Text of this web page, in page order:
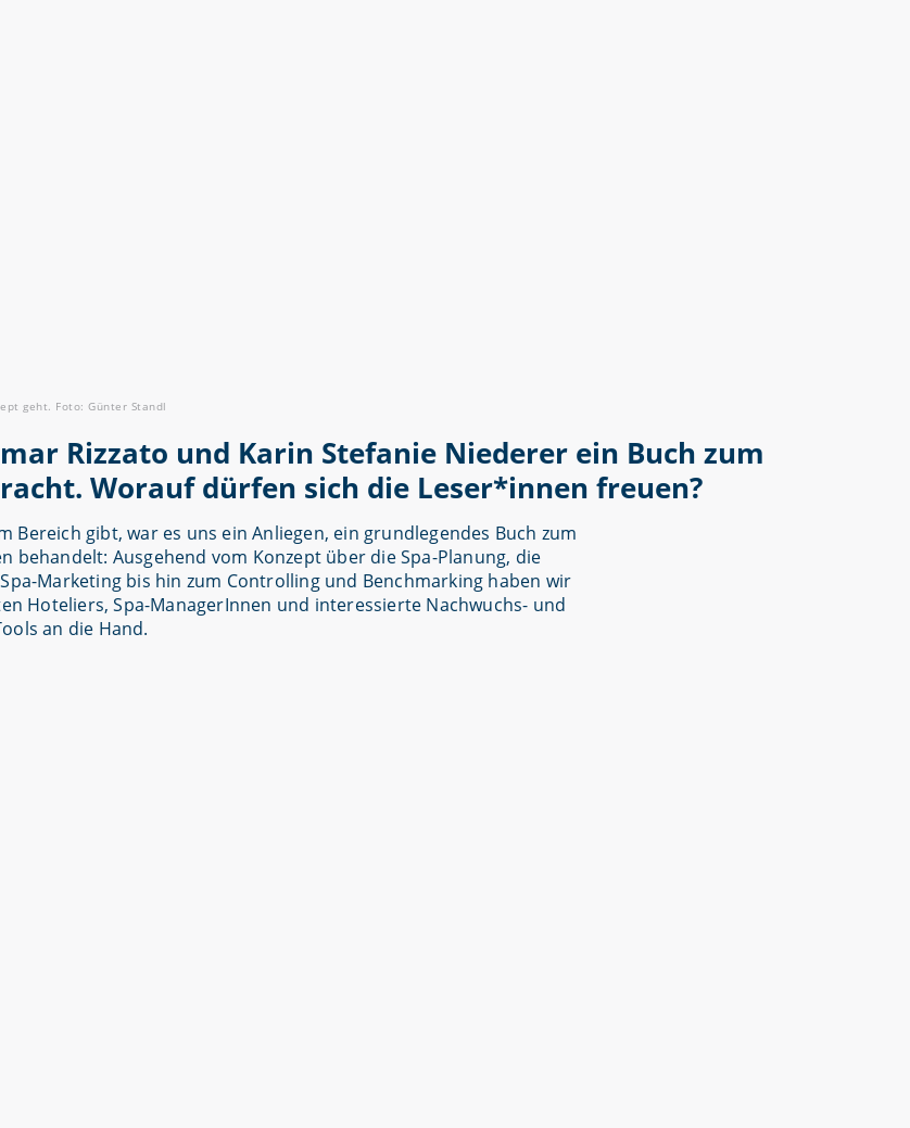
geht. Foto: Günter Standl
Rizzato und Karin Stefanie Niederer ein Buch zum
Worauf dürfen sich die Leser*innen freuen?
gibt, war es uns ein Anliegen, ein grundlegendes Buch zum
behandelt: Ausgehend vom Konzept über die Spa-Planung, die
Marketing bis hin zum Controlling und Benchmarking haben wir
Hoteliers, Spa-ManagerInnen und interessierte Nachwuchs- und
an die Hand.